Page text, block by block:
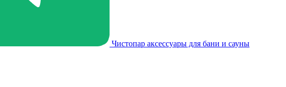
Чистопар аксессуары для бани и сауны